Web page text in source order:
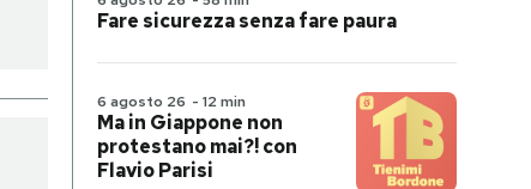
Fare sicurezza senza fare paura
6 agosto 26 - 12 min
Ma in Giappone non
protestano mai?! con
Flavio Parisi